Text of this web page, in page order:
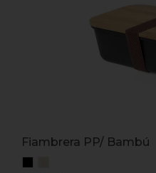
Fiambrera PP/ Bambú